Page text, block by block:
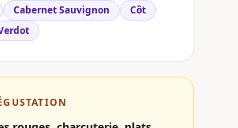
Cabernet Sauvignon
Côt